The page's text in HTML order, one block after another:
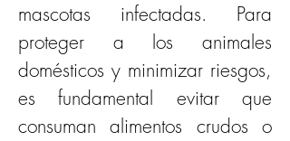
mascotas infectadas. Para
proteger a los animales
domésticos y minimizar riesgos,
es fundamental evitar que
consuman alimentos crudos o